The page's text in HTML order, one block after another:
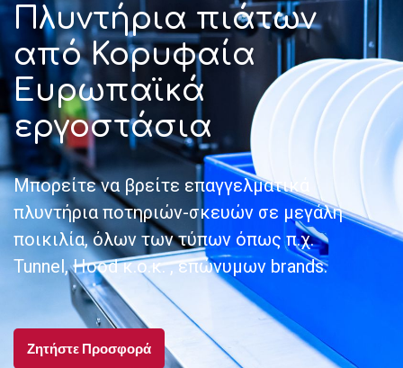
Πλυντήρια πιάτων
από Κορυφαία
Ευρωπαϊκά
εργοστάσια
Μπορείτε να βρείτε επαγγελματικά
πλυντήρια ποτηριών-σκευών σε μεγάλη
ποικιλία, όλων των τύπων όπως π.χ.
Tunnel, Hood κ.ο.κ. , επώνυμων brands.
Ζητήστε Προσφορά